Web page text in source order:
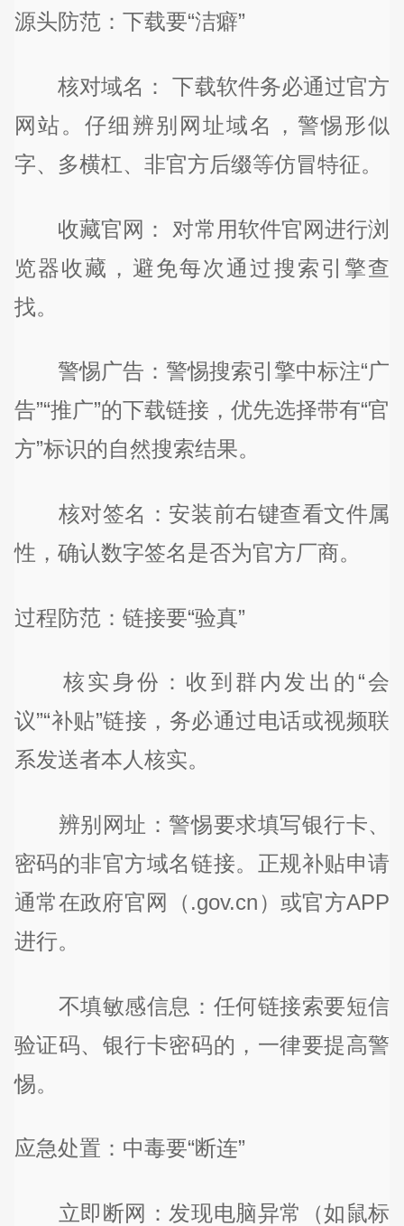
源头防范：下载要“洁癖”
核对域名： 下载软件务必通过官方
网站。仔细辨别网址域名，警惕形似
字、多横杠、非官方后缀等仿冒特征。
收藏官网： 对常用软件官网进行浏
览器收藏，避免每次通过搜索引擎查
找。
警惕广告：警惕搜索引擎中标注“广
告”“推广”的下载链接，优先选择带有“官
方”标识的自然搜索结果。
核对签名：安装前右键查看文件属
性，确认数字签名是否为官方厂商。
过程防范：链接要“验真”
核实身份：收到群内发出的“会
议”“补贴”链接，务必通过电话或视频联
系发送者本人核实。
辨别网址：警惕要求填写银行卡、
密码的非官方域名链接。正规补贴申请
通常在政府官网（.gov.cn）或官方APP
进行。
不填敏感信息：任何链接索要短信
验证码、银行卡密码的，一律要提高警
惕。
应急处置：中毒要“断连”
立即断网：发现电脑异常（如鼠标